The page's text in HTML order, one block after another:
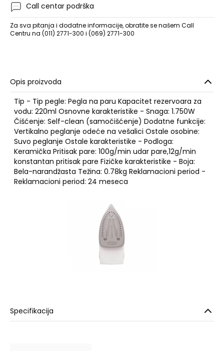
Call centar podrška
Za sva pitanja i dodatne informacije, obratite se našem Call
Centru na (011) 2771-300 i (069) 2771-300
Opis proizvoda
Tip - Tip pegle: Pegla na paru Kapacitet rezervoara za
vodu: 220ml Osnovne karakteristike - Snaga: 1.750W
Čišćenje: Self-clean (samočišćenje) Dodatne funkcije:
Vertikalno peglanje odeće na vešalici Ostale osobine:
Suvo peglanje Ostale karakteristike - Podloga:
Keramička Pritisak pare: 100g/min udar pare,12g/min
konstantan pritisak pare Fizičke karakteristike - Boja:
Bela-narandžasta Težina: 0.78kg Reklamacioni period -
Reklamacioni period: 24 meseca
Specifikacija